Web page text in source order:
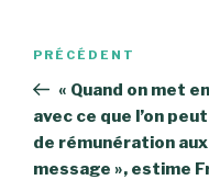
Navigation
l’article
Article
précédent
PRÉCÉDENT
« Quand on met
avec ce que l’on
de rémunération
message », estime